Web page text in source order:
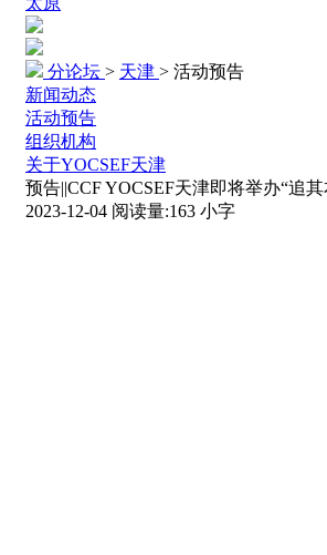
分论坛 > 天津 > 活动预告
新闻动态
活动预告
组织机构
关于YOCSEF天津
预告||CCF YOCSEF天津即将举办“
2023-12-04 阅读量:163 小字